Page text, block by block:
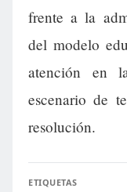
frente a la
del modelo
atención en
escenario de
resolución.
ETIQUETAS